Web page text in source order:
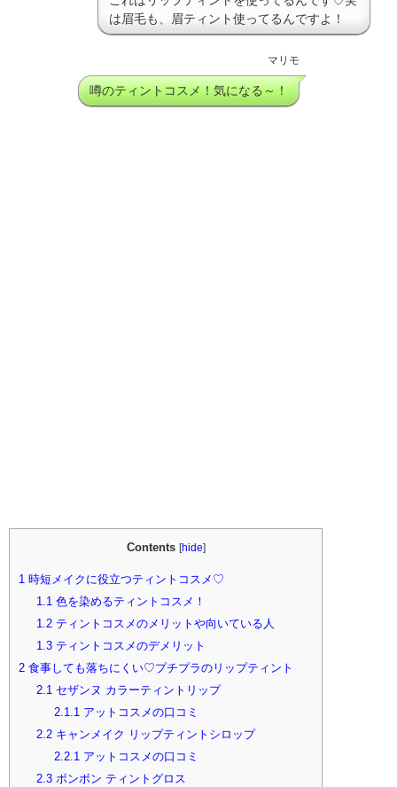
は眉毛も、眉ティント使ってるんですよ！
マリモ
噂のティントコスメ！気になる～！
Contents [hide]
1 時短メイクに役立つティントコスメ♡
1.1色を染めるティントコスメ！
1.2ティントコスメのメリットや向いている人
1.3ティントコスメのデメリット
2 食事しても落ちにくい♡プチプラのリップティント
2.1セザンヌ カラーティントリップ
2.1.1アットコスメの口コミ
2.2キャンメイク リップティントシロップ
2.2.1アットコスメの口コミ
2.3ボンボン ティントグロス